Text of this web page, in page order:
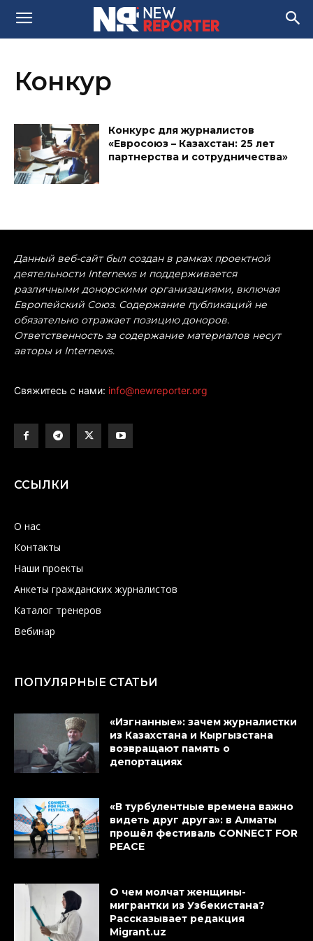
Конкур
Конкурс для журналистов
«Евросоюз – Казахстан: 25 лет
партнерства и сотрудничества»
Данный веб-сайт был создан в рамках проектной
деятельности Internews и поддерживается
различными донорскими организациями, включая
Европейский Союз. Содержание публикаций не
обязательно отражает позицию доноров.
Ответственность за содержание материалов несут
авторы и Internews.
Свяжитесь с нами: info@newreporter.org
ССЫЛКИ
О нас
Контакты
Наши проекты
Анкеты гражданских журналистов
Каталог тренеров
Вебинар
ПОПУЛЯРНЫЕ СТАТЬИ
«Изгнанные»: зачем журналистки
из Казахстана и Кыргызстана
возвращают память о
депортациях
«В турбулентные времена важно
видеть друг друга»: в Алматы
прошёл фестиваль CONNECT FOR
PEACE
О чем молчат женщины-
мигрантки из Узбекистана?
Рассказывает редакция
Migrant.uz